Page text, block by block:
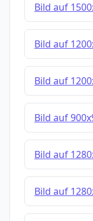
Bild auf
Bild auf
Bild auf
Bild auf
Bild auf
Bild auf